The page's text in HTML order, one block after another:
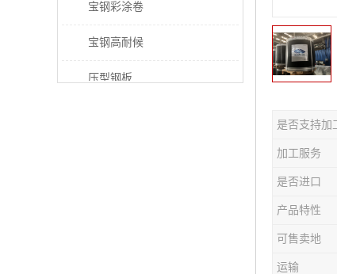
宝钢彩涂卷
宝钢高耐候
压型钢板
是否支持加
加工服务
是否进口
产品特性
可售卖地
运输